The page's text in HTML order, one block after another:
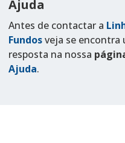
Ajuda
Antes de contactar a
Fundosveja se encontra
resposta na nossa
Ajuda.